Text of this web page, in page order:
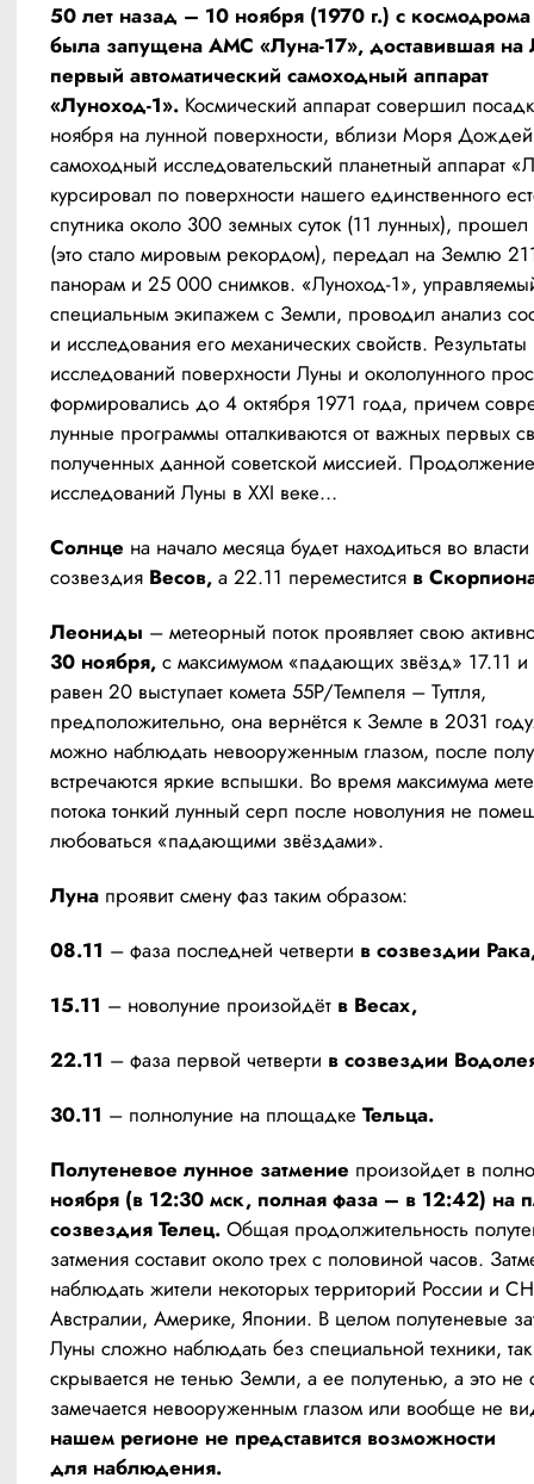
50 лет назад – 10 ноября (1970 г.) с
была запущена АМС «Луна-17», доставившая на
первый автоматический самоходный аппарат
«Луноход-1». Космический аппарат совершил
ноября на лунной поверхности, вблизи Моря
самоходный исследовательский планетный аппарат
курсировал по поверхности нашего единственного
спутника около 300 земных суток (11 лунных),
(это стало мировым рекордом), передал на Землю
панорам и 25 000 снимков. «Луноход-1»,
специальным экипажем с Земли, проводил анализ
и исследования его механических свойств. Результаты
исследований поверхности Луны и окололунного
формировались до 4 октября 1971 года, причем
лунные программы отталкиваются от важных первых
полученных данной советской миссией. Продолжение
исследований Луны в XXI веке…
Солнце на начало месяца будет находиться во власти
созвездия Весов, а 22.11 переместится в
Леониды – метеорный поток проявляет свою
30 ноября, с максимумом «падающих звёзд» 17.11 и
равен 20 выступает комета 55P/Темпеля – Туттля,
предположительно, она вернётся к Земле в 2031
можно наблюдать невооруженным глазом, после
встречаются яркие вспышки. Во время максимума
потока тонкий лунный серп после новолуния не
любоваться «падающими звёздами».
Луна проявит смену фаз таким образом:
08.11 – фаза последней четверти в созвездии
15.11 – новолуние произойдёт в Весах,
22.11 – фаза первой четверти в созвездии
30.11 – полнолуние на площадке Тельца.
Полутеневое лунное затмение произойдет в
ноября (в 12:30 мск, полная фаза – в 12:42) на
созвездия Телец. Общая продолжительность
затмения составит около трех с половиной часов.
наблюдать жители некоторых территорий России и
Австралии, Америке, Японии. В целом полутеневые
Луны сложно наблюдать без специальной техники,
скрывается не тенью Земли, а ее полутенью, а это
замечается невооруженным глазом или вообще не
нашем регионе не представится возможности
для наблюдения.